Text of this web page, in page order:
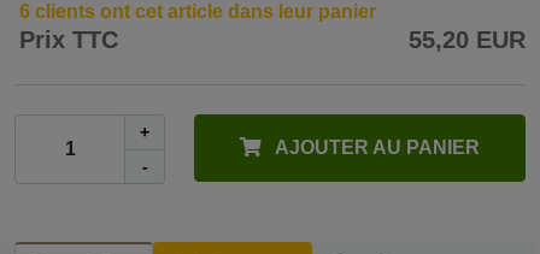
6 clients ont cet article dans leur panier
Prix TTC 55,20 EUR
+
-
AJOUTER AU PANIER